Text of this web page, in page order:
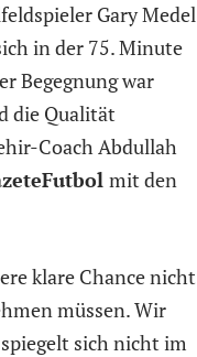
Gary Medel
in der 75. Minute
Begegnung war
die Qualität
Coach Abdullah
mit den
klare Chance nicht
müssen. Wir
sich nicht im